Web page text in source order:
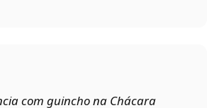
com guincho na Chácara